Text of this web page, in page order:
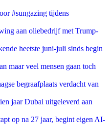
#sungazing tijdens
aan oliebedrijf met Trump-
heetste juni-juli sinds begin
maar veel mensen gaan toch
begraafplaats verdacht van
jaar Dubai uitgeleverd aan
op na 27 jaar, begint eigen AI-